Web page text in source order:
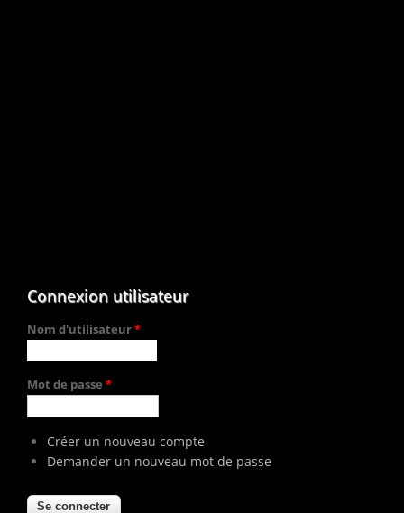
Connexion utilisateur
Nom d'utilisateur*
Mot de passe *
Créer un nouveau compte
Demander un nouveau mot de passe